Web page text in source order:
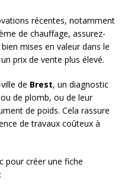
récentes, notamment
de chauffage, assurez-
mises en valeur dans le
prix de vente plus élevé.
de Brest, un diagnostic
de plomb, ou de leur
de poids. Cela rassure
de travaux coûteux à
pour créer une fiche